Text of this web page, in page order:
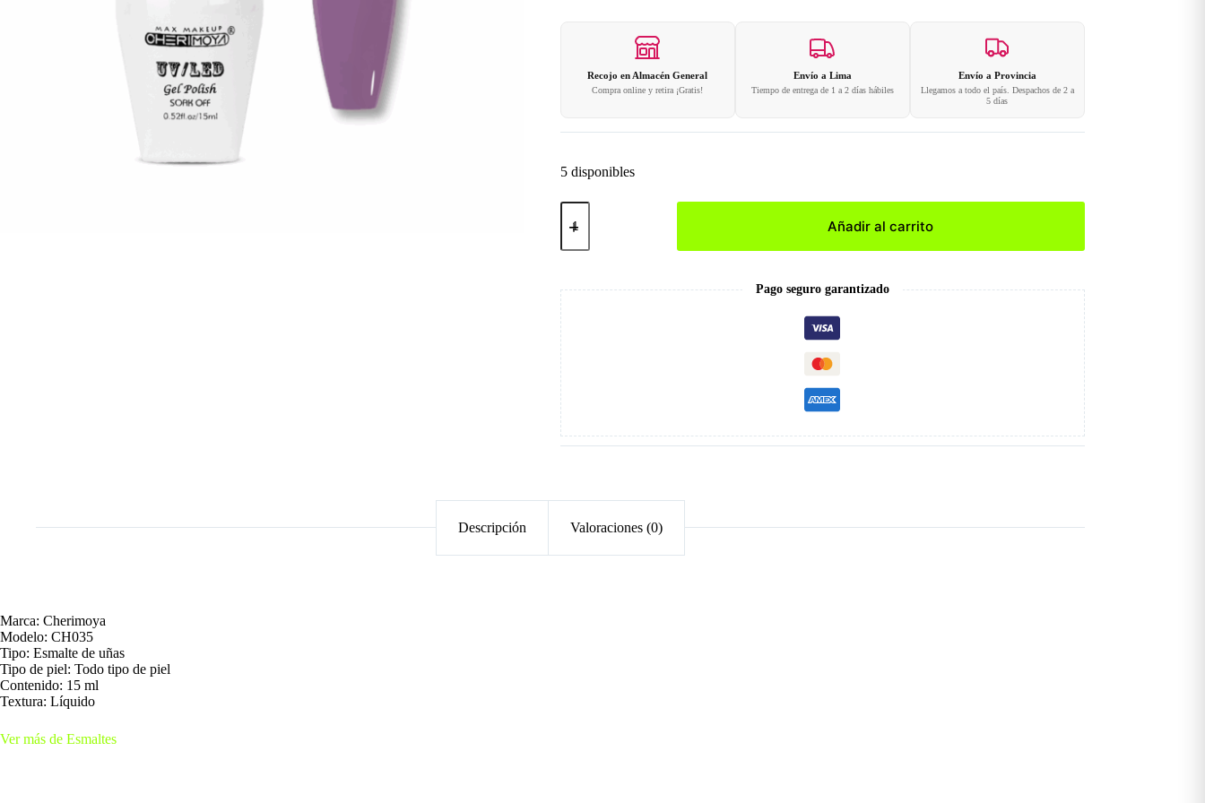
Recojo en Almacén General
Compra online y retira ¡Gratis!
Envío a Lima
Tiempo de entrega de 1 a 2 días hábiles
Envío a Provincia
Llegamos a todo el país. Despachos de 2 a
5 días
5 disponibles
028
Esmalte
Gel
Añadir al carrito
Pago seguro garantizado
Descripción Valoraciones (0)
Marca: Cherimoya
Modelo: CH035
Tipo: Esmalte de uñas
Tipo de piel: Todo tipo de piel
Contenido: 15 ml
Textura: Líquido
Ver más de Esmaltes